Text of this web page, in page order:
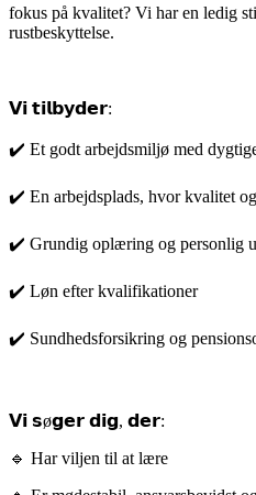
fokus på kvalitet? Vi har en ledig
rustbeskyttelse.
𝗩𝗶 𝘁𝗶𝗹𝗯𝘆𝗱𝗲𝗿:
✔️ Et godt arbejdsmiljø med
✔️ En arbejdsplads, hvor kvalitet
✔️ Grundig oplæring og personlig
✔️ Løn efter kvalifikationer
✔️ Sundhedsforsikring og
𝗩𝗶 𝘀ø𝗴𝗲𝗿 𝗱𝗶𝗴, 𝗱𝗲𝗿:
🔹 Har viljen til at lære